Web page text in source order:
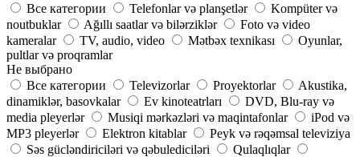
Все категории
Telefonlar və planşetlər
Kompüter və
noutbuklar
Ağıllı saatlar və bilərziklər
Foto və video
kameralar
TV, audio, video Mətbəx texnikası
Oyunlar,
pultlar və proqramlar
Не выбрано
Все категории
Televizorlar Proyektorlar
Akustika,
dinamiklər, basovkalar
Ev kinoteatrları
DVD, Blu-ray və
media pleyerlər
Musiqi mərkəzləri və maqintafonlar
iPod və
MP3 pleyerlər
Elektron kitablar
Peyk və rəqəmsal televiziya
Səs gücləndiriciləri və qəbulediciləri
Qulaqlıqlar